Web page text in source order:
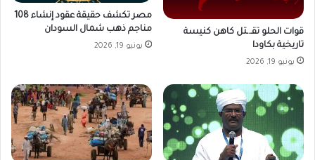
قوات الحلو تقـ.ـتل كاهن كنيسة
تاريخية بكاودا
يونيو 19, 2026
مصر تكشف حقيقة عقود إنشاء 108
مناجم ذهب شمال السودان
يونيو 19, 2026